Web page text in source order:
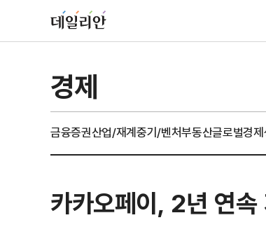
경제
금융증권산업/재계중기/벤처부동산글로벌경제
카카오페이, 2년 연속